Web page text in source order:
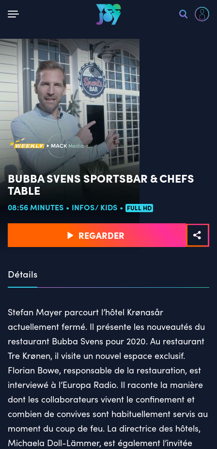
BUBBA SVENS SPORTSBAR & CHEFS
TABLE
08:56 MINUTES INFOS KIDS FULL HD
REGARDER
Détails
Stefan Mayer parcourt l’hôtel Krønasår
actuellement fermé. Il présente les nouveautés du
restaurant Bubba Svens pour 2020. Au restaurant
Tre Krønen, il visite un nouvel espace exclusif.
Florian Bowe, responsable de la restauration, est
interviewé à l’Europa Radio. Il raconte la manière
dont les collaborateurs vivent le confinement et
combien de convives sont habituellement servis au
moment du coup de feu. La directrice des hôtels,
Michaela Doll-Lämmer, est également l’invitée